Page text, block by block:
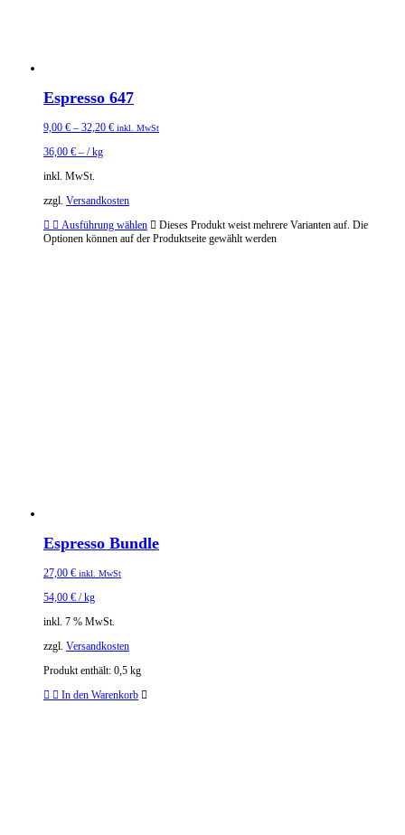
Espresso 647
9,00 € – 32,20 € inkl. MwSt
36,00 € – /kg
inkl. MwSt.
zzgl. Versandkosten
Ausführung wählen
Dieses Produkt weist mehrere Varianten auf. Die
Optionen können auf der Produktseite gewählt werden
Espresso Bundle
27,00 € inkl. MwSt
54,00 € /kg
inkl. 7 % MwSt.
zzgl. Versandkosten
Produkt enthält: 0,5 kg
In den Warenkorb